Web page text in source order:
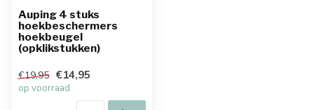
Auping 4 stuks
hoekbeschermers
hoekbeugel
(opklikstukken)
€19,95 €14,95
op voorraad